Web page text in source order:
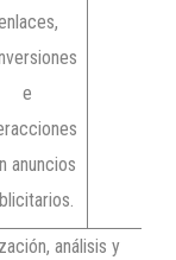
e
anuncios
análisis y